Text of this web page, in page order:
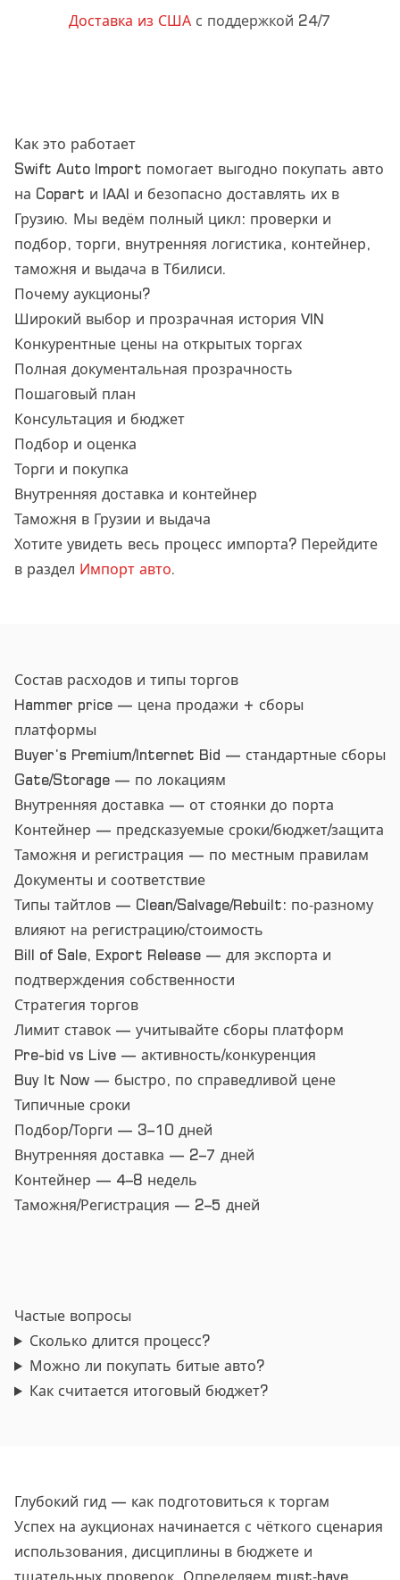
Доставка из США с поддержкой 24/7
Как это работает
Swift Auto Import помогает выгодно покупать авто
на Copart и IAAI и безопасно доставлять их в
Грузию. Мы ведём полный цикл: проверки и
подбор, торги, внутренняя логистика, контейнер,
таможня и выдача в Тбилиси.
Почему аукционы?
Широкий выбор и прозрачная история VIN
Конкурентные цены на открытых торгах
Полная документальная прозрачность
Пошаговый план
Консультация и бюджет
Подбор и оценка
Торги и покупка
Внутренняя доставка и контейнер
Таможня в Грузии и выдача
Хотите увидеть весь процесс импорта? Перейдите
в раздел Импорт авто.
Состав расходов и типы торгов
Hammer price — цена продажи + сборы
платформы
Buyer’s Premium/Internet Bid — стандартные сборы
Gate/Storage — по локациям
Внутренняя доставка — от стоянки до порта
Контейнер — предсказуемые сроки/бюджет/защита
Таможня и регистрация — по местным правилам
Документы и соответствие
Типы тайтлов — Clean/Salvage/Rebuilt: по‑разному
влияют на регистрацию/стоимость
Bill of Sale, Export Release — для экспорта и
подтверждения собственности
Стратегия торгов
Лимит ставок — учитывайте сборы платформ
Pre-bid vs Live — активность/конкуренция
Buy It Now — быстро, по справедливой цене
Типичные сроки
Подбор/Торги — 3–10 дней
Внутренняя доставка — 2–7 дней
Контейнер — 4–8 недель
Таможня/Регистрация — 2–5 дней
Частые вопросы
Сколько длится процесс?
Можно ли покупать битые авто?
Как считается итоговый бюджет?
Глубокий гид — как подготовиться к торгам
Успех на аукционах начинается с чёткого сценария
использования, дисциплины в бюджете и
тщательных проверок. Определяем must‑have